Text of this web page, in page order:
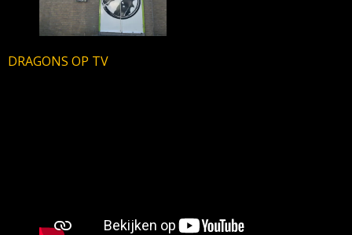
DRAGONS OP TV